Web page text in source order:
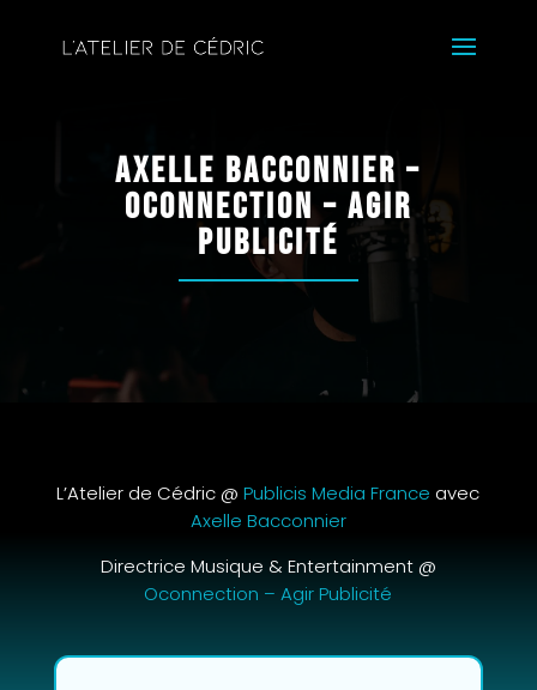
Axelle Bacconnier –
Oconnection – Agir
Publicité
L’Atelier de Cédric @Publicis Media France avec
Axelle Bacconnier
Directrice Musique & Entertainment @
Oconnection – Agir Publicité